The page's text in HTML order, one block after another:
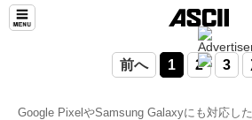
前へ 1 2 3
Google PixelやSamsung Galaxyにも対応し